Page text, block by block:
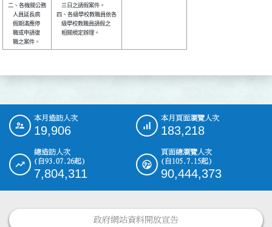
二、各機關公務
四、各級學校教職員依各
::: 本月造訪人次
19,906
本月頁面瀏覽人次
183,218
總造訪人次
(自93.07.26起)
7,804,311
頁面總瀏覽人次
(自105.7.15起)
90,444,373
政府網站資料開放宣告